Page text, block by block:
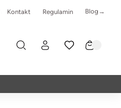
Kontakt Regulamin Blog→